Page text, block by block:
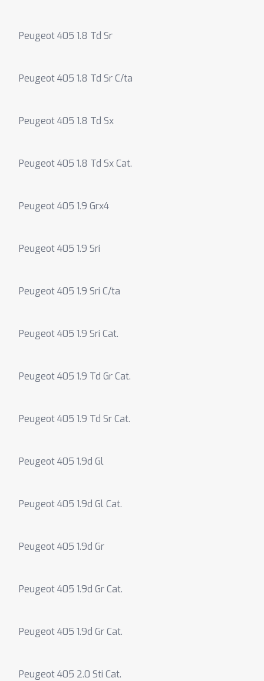
Peugeot 405 1.8 Td Sr
Peugeot 405 1.8 Td Sr C/ta
Peugeot 405 1.8 Td Sx
Peugeot 405 1.8 Td Sx Cat.
Peugeot 405 1.9 Grx4
Peugeot 405 1.9 Sri
Peugeot 405 1.9 Sri C/ta
Peugeot 405 1.9 Sri Cat.
Peugeot 405 1.9 Td Gr Cat.
Peugeot 405 1.9 Td Sr Cat.
Peugeot 405 1.9d Gl
Peugeot 405 1.9d Gl Cat.
Peugeot 405 1.9d Gr
Peugeot 405 1.9d Gr Cat.
Peugeot 405 1.9d Gr Cat.
Peugeot 405 2.0 Sti Cat.